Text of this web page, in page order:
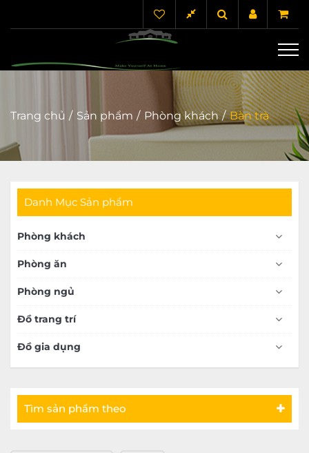
Trang chủ Sản phẩm Phòng khách Bàn trà
Danh Mục Sản phẩm
Phòng khách
Phòng ăn
Phòng ngủ
Đồ trang trí
Đồ gia dụng
Tìm sản phẩm theo